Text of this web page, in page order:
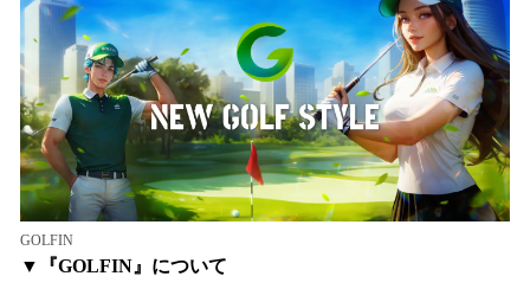
GOLFIN
▼『GOLFIN』について